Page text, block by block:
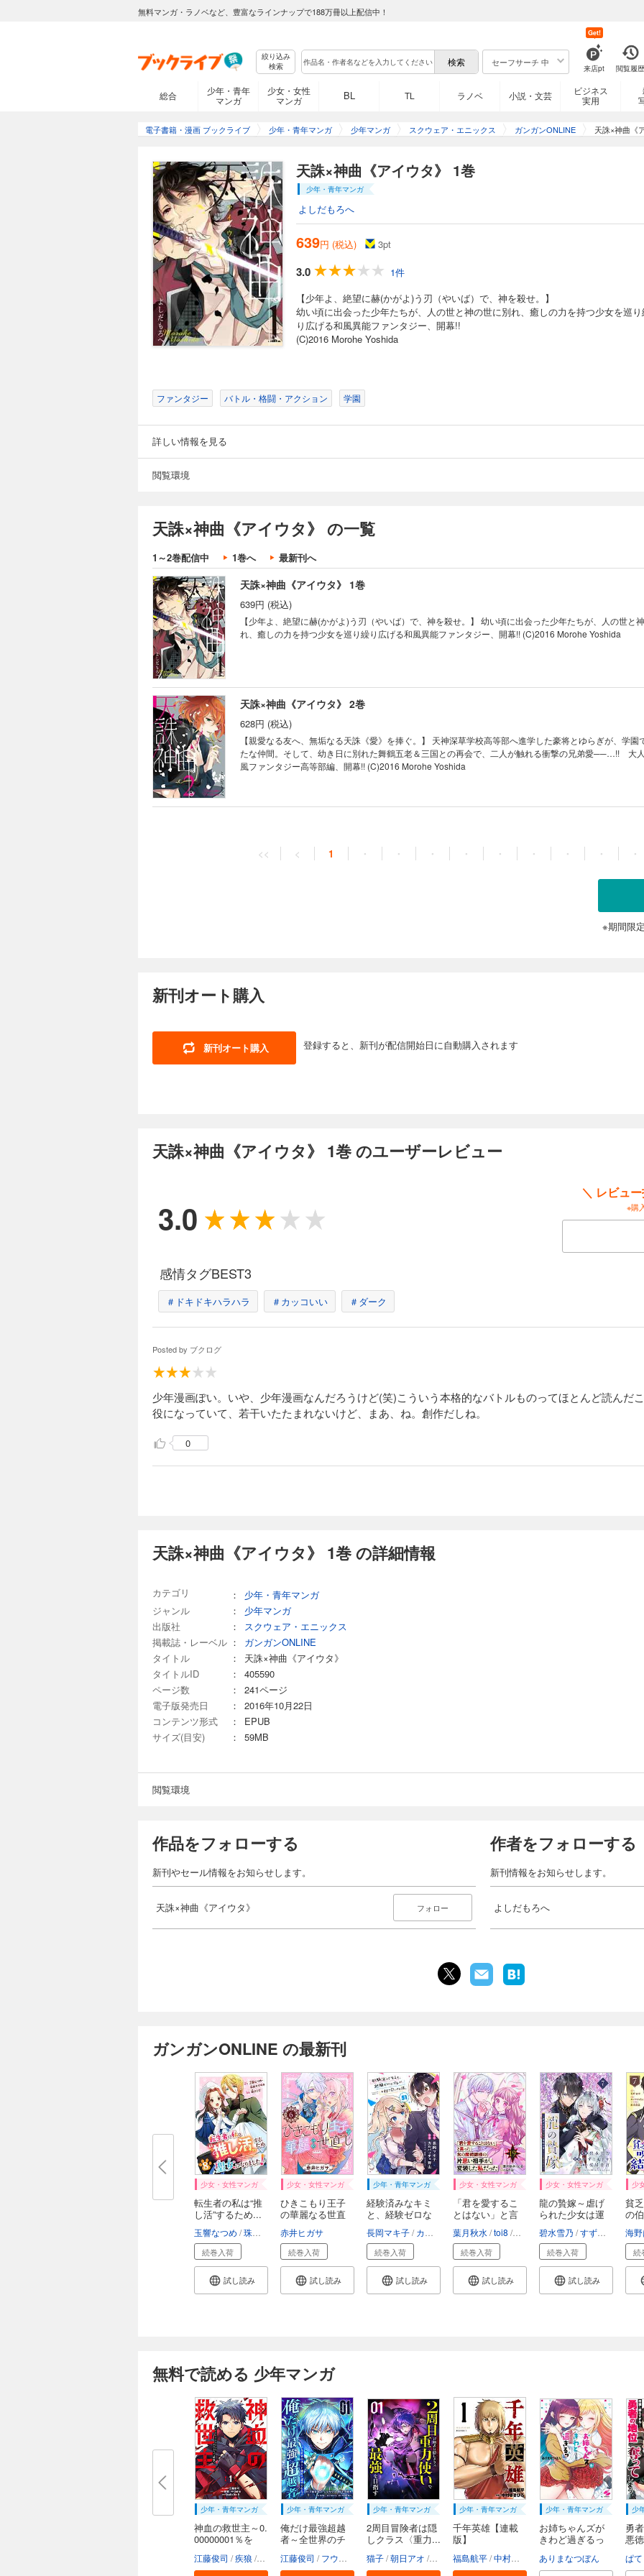
無料マンガ・ラノベなど、豊富なラインナップで188万冊以上配信中！
絞り込み
検索
セーフサーチ 中
来店pt
Get!
閲覧履歴
総合
少年・青年
マンガ
少女・女性
マンガ
BL TL ラノベ 小説・文芸
ビジネス
実用
電子書籍・漫画 ブックライブ 少年・青年マンガ 少年マンガ スクウェア・エニックス ガンガンONLINE 天誅×神曲《
天誅×神曲《アイウタ》 1巻
少年・青年マンガ
よしだもろへ
639円 (税込) 3pt
3.0
1件
【少年よ、絶望に赫(かがよ)う刃（やいば）で、神を殺せ。】
幼い頃に出会った少年たちが、人の世と神の世に別れ、癒しの力を持つ少女を巡
り広げる和風異能ファンタジー、開幕!!
(C)2016 Morohe Yoshida
ファンタジー バトル・格闘・アクション 学園
詳しい情報を見る
閲覧環境
天誅×神曲《アイウタ》 の一覧
1～2巻配信中 1巻へ 最新刊へ
天誅×神曲《アイウタ》 1巻
639円 (税込)
【少年よ、絶望に赫(かがよ)う刃（やいば）で、神を殺せ。】 幼い頃に出会った少年たちが、人の世と
れ、癒しの力を持つ少女を巡り繰り広げる和風異能ファンタジー、開幕!! (C)2016 Morohe Yoshida
天誅×神曲《アイウタ》 2巻
628円 (税込)
【親愛なる友へ、無垢なる天誅《愛》を捧ぐ。】 天神深草学校高等部へ進学した豪将とゆらぎが、学園
たな仲間。そして、幼き日に別れた舞鶴五老＆三国との再会で、二人が触れる衝撃の兄弟愛──…!! 大
風ファンタジー高等部編、開幕!! (C)2016 Morohe Yoshida
<< < 1 ・ ・ ・ ・ ・ ・ ・ ・ ・
※期間限
新刊オート購入
新刊オート購入 登録すると、新刊が配信開始日に自動購入されます
天誅×神曲《アイウタ》 1巻 のユーザーレビュー
3.0
＼ レビュ
※購
感情タグBEST3
＃ドキドキハラハラ ＃カッコいい ＃ダーク
Posted by ブクログ
少年漫画ぽい。いや、少年漫画なんだろうけど(笑)こういう本格的なバトルものってほとんど読ん
役になっていて、若干いたたまれないけど、まあ、ね。創作だしね。
0
天誅×神曲《アイウタ》 1巻 の詳細情報
カテゴリ ：
少年・青年マンガ
ジャンル
：
少年マンガ
出版社
：
スクウェア・エニックス
掲載誌・レーベル ：
ガンガンONLINE
タイトル
：
天誅×神曲《アイウタ》
タイトルID
：
405590
ページ数
：
241ページ
電子版発売日
：
2016年10月22日
コンテンツ形式
：
EPUB
サイズ(目安)
： 59MB
閲覧環境
作品をフォローする
新刊やセール情報をお知らせします。
天誅×神曲《アイウタ》 フォロー
作者をフォローする
新刊情報をお知らせします。
よしだもろへ
ガンガンONLINE の最新刊
少女・女性マンガ
転生者の私は“推
し活”するため...
玉響なつめ 珠梨やすゆき 秋ひさほ
続巻入荷
試し読み
少女・女性マンガ
ひきこもり王子
の華麗なる世直
赤井ヒガサ
続巻入荷
試し読み
少年・青年マンガ
経験済みなキミ
と、経験ゼロな
長岡マキ子 カルパッチョ野山 magako
続巻入荷
試し読み
少女・女性マンガ
「君を愛するこ
とはない」と言
葉月秋水 toi8 ぐんたお
続巻入荷
試し読み
少女・女性マンガ
龍の贄嫁～虐げ
られた少女は運
碧水雪乃 すずりモドキ
続巻入荷
試し読み
少
貧
の
海
続
無料で読める 少年マンガ
少年・青年マンガ
神血の救世主～0.
00000001％を
江藤俊司 疾狼 3rd Ie Studio No.9
少年・青年マンガ
俺だけ最強超越
者～全世界のチ
江藤俊司 フウワイ 土田健太 3rd Ie maruco Studio No.9
少年・青年マンガ
2周目冒険者は隠
しクラス〈重力...
猫子 朝日アオ HykeComic Whomor（朝日アオ 宇津イチカ）
少年・青年マンガ
千年英雄【連載
版】
福島航平 中村ゆきひろ
少年・青年マンガ
お姉ちゃんズが
きわど過ぎるっ
ありまなつぼん
少
勇
悪
ぱ